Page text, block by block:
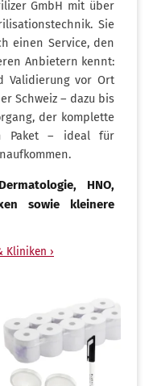
GmbH mit über
Sie
einen Service, den
Anbietern kennt:
Validierung vor Ort
Schweiz – dazu bis
der komplette
Paket – ideal für
HNO,
sowie kleinere
Kliniken ›